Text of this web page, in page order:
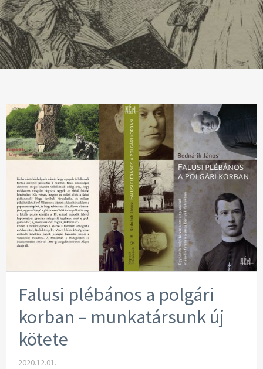
Falusi plébános a polgári
korban – munkatársunk új
kötete
2020.12.01.